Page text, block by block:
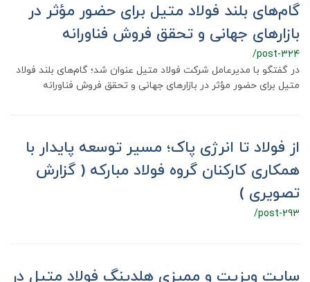
گام‌های بلند فولاد متیل برای حضور مؤثر در
بازارهای جهانی و تحقق فروش فناورانه
/post-324
در گفتگو با مدیرعامل شرکت فولاد متیل عنوان شد؛ گام‌های بلند فولاد
متیل برای حضور مؤثر در بازارهای جهانی و تحقق فروش فناورانه
از فولاد تا انرژی پاک؛ مسیر توسعه پایدار با
همکاری کارکنان گروه فولاد مبارکه ( گزارش
تصویری )
/post-293
سایت ویزیت و ممیزی هلدینگ فولاد متیل در